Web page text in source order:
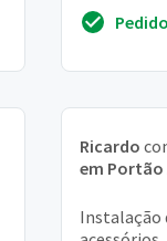
portao
Ricardo
em
Instalação